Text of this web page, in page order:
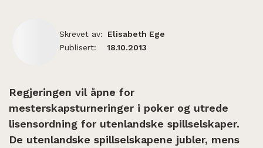
Skrevet av:
Elisabeth Ege
Publisert:
18.10.2013
Regjeringen vil åpne for
mesterskapsturneringer i poker og utrede
lisensordning for utenlandske spillselskaper.
De utenlandske spillselskapene jubler, mens